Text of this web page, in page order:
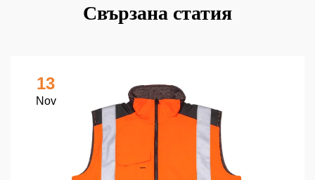
Свързана статия
13
Nov